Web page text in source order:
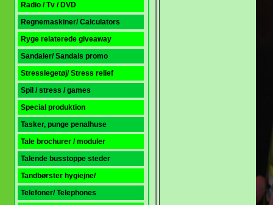
Radio / Tv / DVD
Regnemaskiner/ Calculators
Ryge relaterede giveaway
Sandaler/ Sandals promo
Stresslegetøj/ Stress relief
Spil / stress / games
Special produktion
Tasker, punge penalhuse
Tale brochurer / moduler
Talende busstoppe steder
Tandbørster hygiejne/
Telefoner/ Telephones